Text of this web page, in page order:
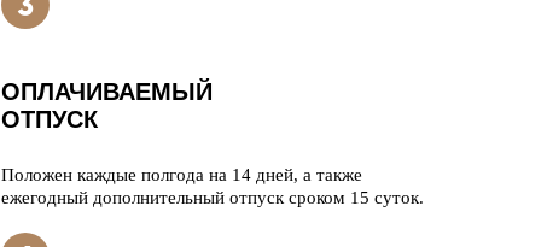
ОПЛАЧИВАЕМЫЙ
ОТПУСК
Положен каждые полгода на 14 дней, а также
ежегодный дополнительный отпуск сроком 15 суток.